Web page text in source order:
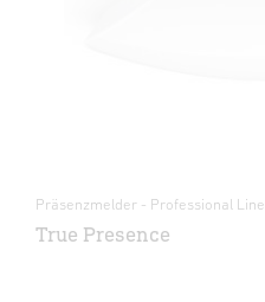
Präsenzmelder - Professional Line
True Presence